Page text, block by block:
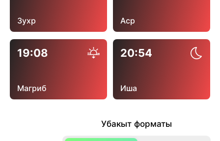
Зухр Аср
19:08
Магриб
20:54
Иша
Убакыт форматы